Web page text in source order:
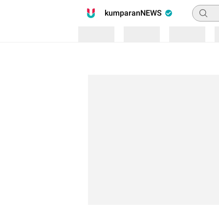
kumparanNEWS